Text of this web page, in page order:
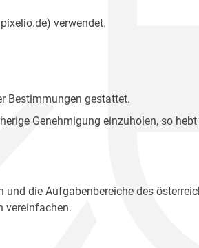
) verwendet.
Bestimmungen gestattet.
Genehmigung einzuholen, so
die Aufgabenbereiche des
vereinfachen.